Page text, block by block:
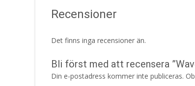
Recensioner
Det finns inga recensioner än.
Bli först med att recensera
Din e-postadress kommer inte publiceras.